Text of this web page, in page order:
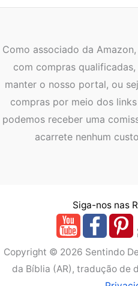
Como associado da
com compras
manter o nosso portal, ou
compras por meio dos
podemos receber uma
acarrete nenhum
Siga-nos nas
Copyright © 2026 Sentindo
da Bíblia (AR), tradução de